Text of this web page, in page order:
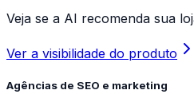
Veja se a AI recomenda sua
Ver a visibilidade do produto
Agências de SEO e marketing